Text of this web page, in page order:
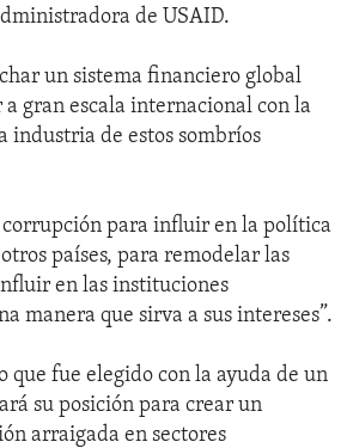
de USAID.
un sistema financiero global
a gran escala internacional con la
industria de estos sombríos
corrupción para influir en la política
países, para remodelar las
en las instituciones
manera que sirva a sus intereses”.
que fue elegido con la ayuda de un
su posición para crear un
arraigada en sectores